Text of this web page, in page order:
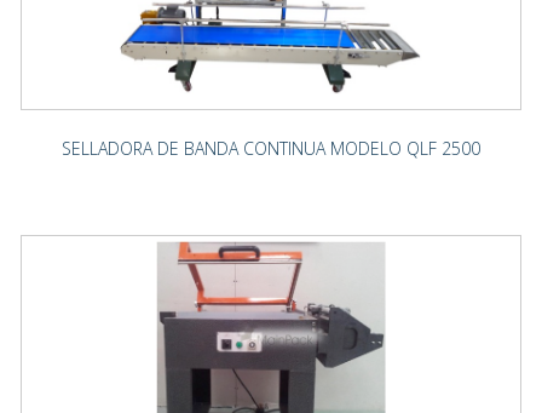
SELLADORA DE BANDA CONTINUA MODELO QLF 2500